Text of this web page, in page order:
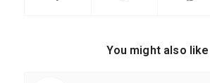
You might also like